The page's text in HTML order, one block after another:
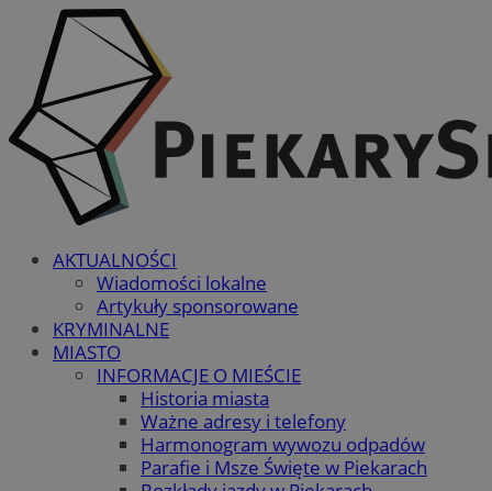
AKTUALNOŚCI
Wiadomości lokalne
Artykuły sponsorowane
KRYMINALNE
MIASTO
INFORMACJE O MIEŚCIE
Historia miasta
Ważne adresy i telefony
Harmonogram wywozu odpadów
Parafie i Msze Święte w Piekarach